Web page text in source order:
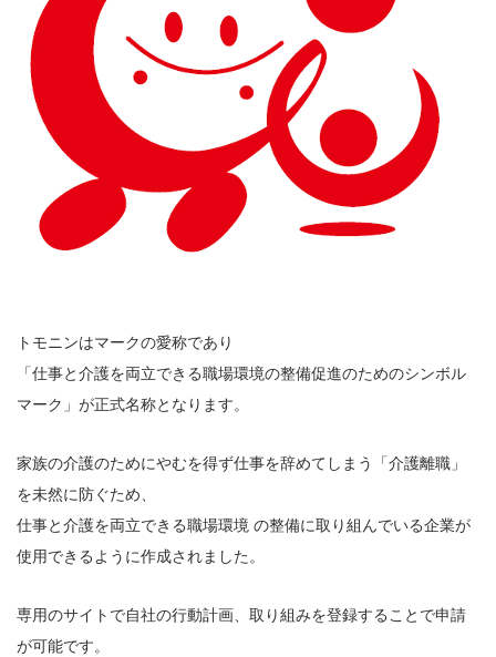
トモニンはマークの愛称であり
「仕事と介護を両立できる職場環境の整備促進のためのシンボル
マーク」が正式名称となります。
家族の介護のためにやむを得ず仕事を辞めてしまう「介護離職」
を未然に防ぐため、
仕事と介護を両立できる職場環境 の整備に取り組んでいる企業が
使用できるように作成されました。
専用のサイトで自社の行動計画、取り組みを登録することで申請
が可能です。